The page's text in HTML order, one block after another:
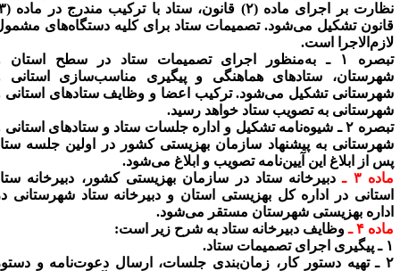
نظارت بر اجرای ماده (۲) قانون، ستاد با ترکیب مندرج در ماده (۳)
تشکیل می‌شود. تصمیمات ستاد برای کلیه دستگاه‌های مشمول
است.
۱ ـ
به‌منظور اجرای تصمیمات ستاد در سطح استان و
ستادهای هماهنگی و پیگیری مناسب‌سازی استانی و
تشکیل می‌شود. ترکیب اعضا و وظایف ستادهای استانی و
به تصویب ستاد خواهد رسید.
۲ ـ
شیوه‌نامه تشکیل و اداره جلسات ستاد و ستادهای استانی و
به پیشنهاد سازمان بهزیستی کشور در اولین جلسه ستاد
از ابلاغ این آیین‌نامه تصویب و ابلاغ می‌شود.
۳ ـ
دبیرخانه ستاد در سازمان بهزیستی کشور، دبیرخانه ستاد
در اداره کل بهزیستی استان و دبیرخانه ستاد شهرستانی در
بهزیستی شهرستان مستقر می‌شود.
۴ ـ
وظایف دبیرخانه ستاد به شرح زیر است:
۲ ـ تهیه دستور کار، زمان‌بندی جلسات، ارسال دعوت‌نامه و دستور